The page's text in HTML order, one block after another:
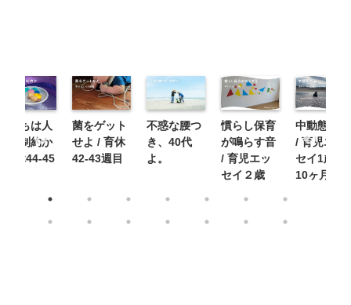
どもは人
の制約か
育休44-45
菌をゲット
せよ / 育休
42-43週目
不惑な腰つ
き、40代
よ。
慣らし保育
が鳴らす音
/ 育児エッ
セイ２歳
中動態の海
/ 育児エッ
セイ1歳9〜
10ヶ月